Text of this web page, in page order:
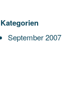
Kategorien
September 2007